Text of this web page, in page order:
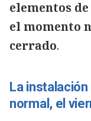
elementos
el momento
cerrado.
La
normal, el